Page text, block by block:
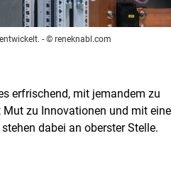
- © reneknabl.com
erfrischend, mit jemandem zu
Mut zu Innovationen und mit
dabei an oberster Stelle.